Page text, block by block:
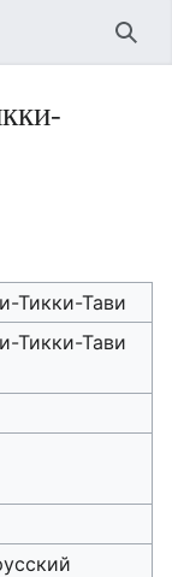
Тикки-Тави
Тикки-Тави